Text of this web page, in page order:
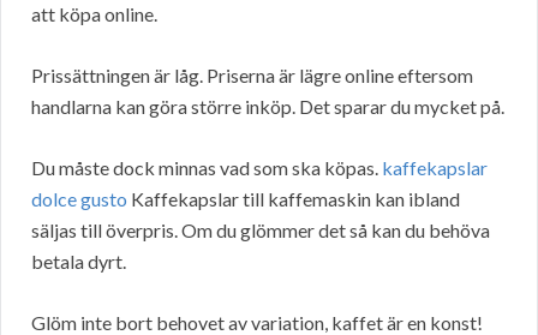
att köpa online.
Prissättningen är låg. Priserna är lägre online eftersom
handlarna kan göra större inköp. Det sparar du mycket på.
Du måste dock minnas vad som ska köpas. kaffekapslar
dolce gusto Kaffekapslar till kaffemaskin kan ibland
säljas till överpris. Om du glömmer det så kan du behöva
betala dyrt.
Glöm inte bort behovet av variation, kaffet är en konst!